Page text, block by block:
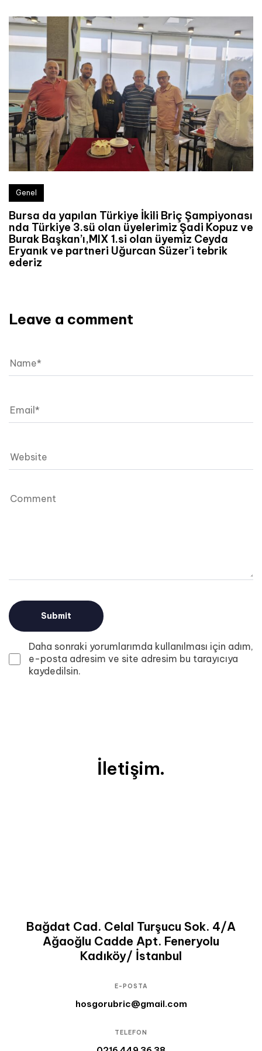
Genel
Bursa da yapılan Türkiye İkili Briç Şampiyonası
nda Türkiye 3.sü olan üyelerimiz Şadi Kopuz ve
Burak Başkan’ı,MIX 1.si olan üyemiz Ceyda
Eryanık ve partneri Uğurcan Süzer’i tebrik
ederiz
Leave a comment
Daha sonraki yorumlarımda kullanılması için adım,
e-posta adresim ve site adresim bu tarayıcıya
kaydedilsin.
İletişim.
Bağdat Cad. Celal Turşucu Sok. 4/A
Ağaoğlu Cadde Apt. Feneryolu
Kadıköy/ İstanbul
E-POSTA
hosgorubric@gmail.com
TELEFON